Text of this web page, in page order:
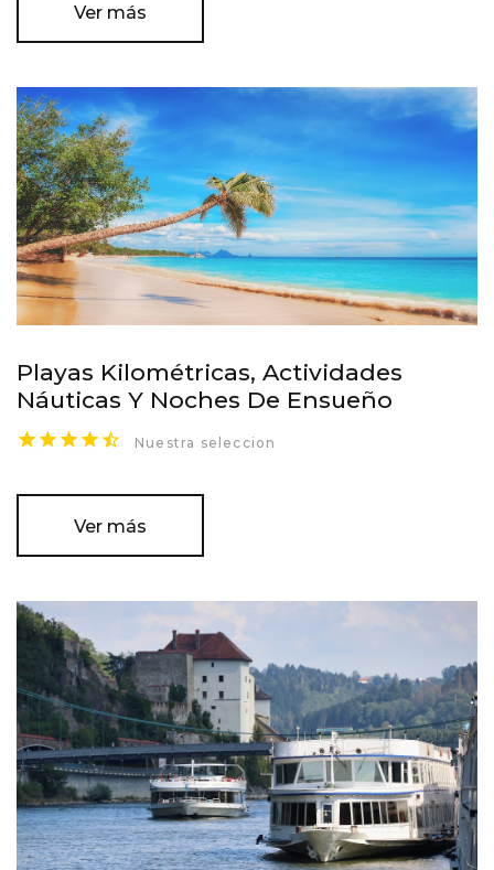
Ver más
Playas Kilométricas, Actividades
Náuticas Y Noches De Ensueño
Nuestra seleccion
Ver más